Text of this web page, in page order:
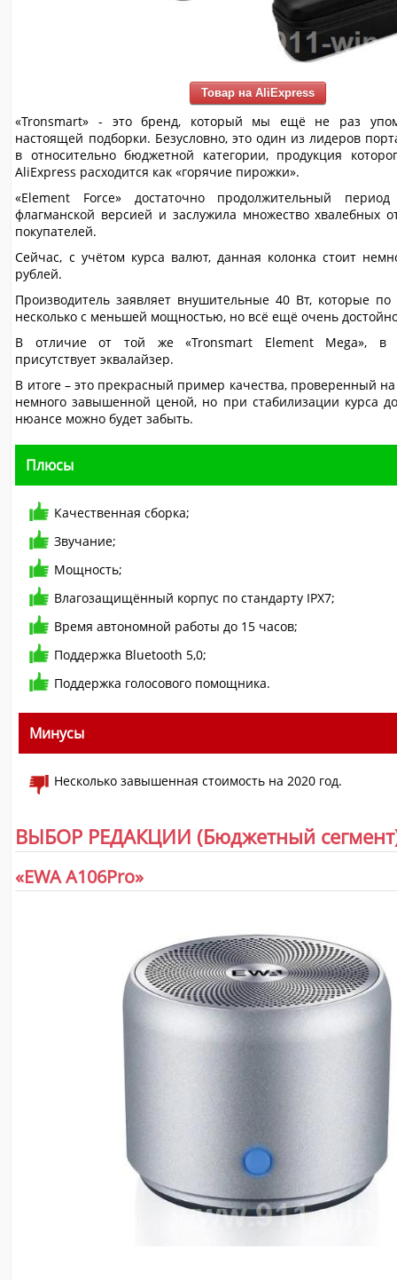
Товар на AliExpress
«Tronsmart» - это бренд, который мы ещё не раз
настоящей подборки. Безусловно, это один из лидеров
в относительно бюджетной категории, продукция
AliExpress расходится как «горячие пирожки».
«Element Force» достаточно продолжительный
флагманской версией и заслужила множество хвалебных
покупателей.
Сейчас, с учётом курса валют, данная колонка стоит
рублей.
Производитель заявляет внушительные 40 Вт, которые по
несколько с меньшей мощностью, но всё ещё очень
В отличие от той же «Tronsmart Element Mega», в
присутствует эквалайзер.
В итоге – это прекрасный пример качества, проверенный
немного завышенной ценой, но при стабилизации курса
нюансе можно будет забыть.
Плюсы
Качественная сборка;
Звучание;
Мощность;
Влагозащищённый корпус по стандарту IPX7;
Время автономной работы до 15 часов;
Поддержка Bluetooth 5,0;
Поддержка голосового помощника.
Минусы
Несколько завышенная стоимость на 2020 год.
ВЫБОР РЕДАКЦИИ (Бюджетный
«EWA A106Pro»